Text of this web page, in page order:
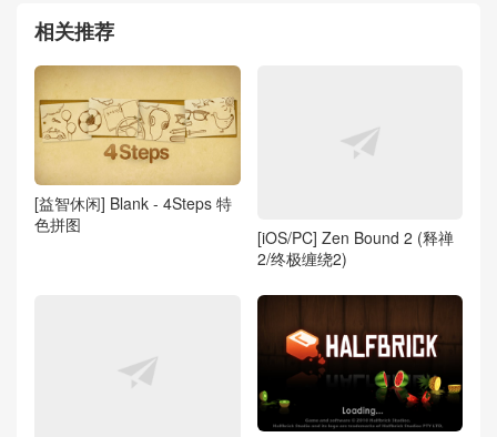
相关推荐
[益智休闲] Blank - 4Steps 特
色拼图
[iOS/PC] Zen Bound 2 (释禅
2/终极缠绕2)